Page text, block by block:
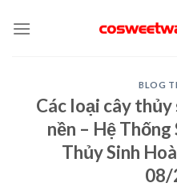
BLOG
Các loại cây
nền – Hệ Thống
Thủy Sinh
08/